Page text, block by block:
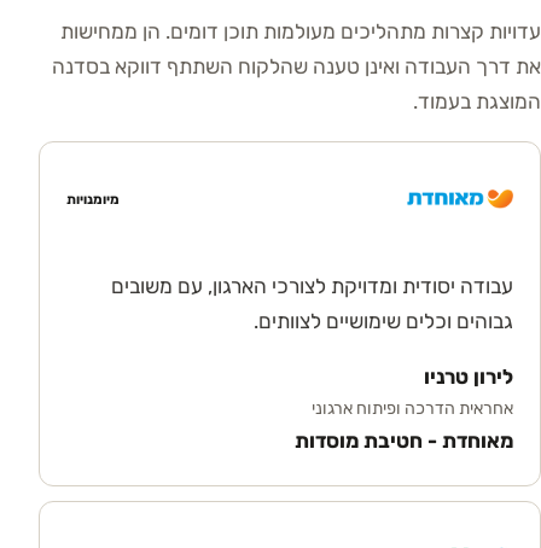
עדויות קצרות מתהליכים מעולמות תוכן דומים. הן ממחישות
את דרך העבודה ואינן טענה שהלקוח השתתף דווקא בסדנה
המוצגת בעמוד.
מיומנויות
עבודה יסודית ומדויקת לצורכי הארגון, עם משובים
גבוהים וכלים שימושיים לצוותים.
לירון טרניו
אחראית הדרכה ופיתוח ארגוני
מאוחדת - חטיבת מוסדות